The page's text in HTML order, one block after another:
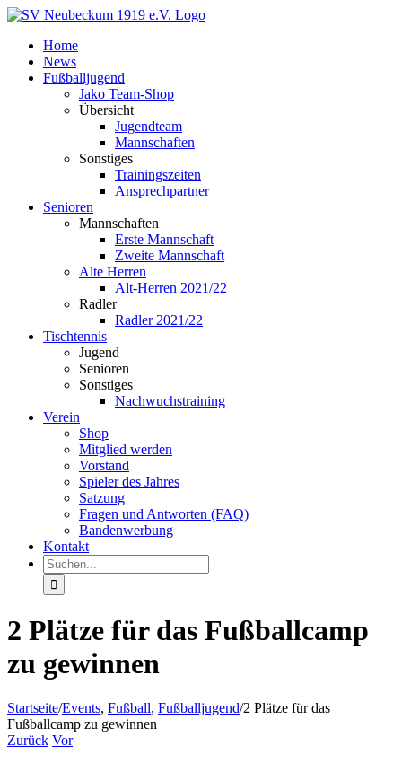
Zum
springenHome
News
Fußballjugend
Jako Team-Shop
Übersicht
Jugendteam
Mannschaften
Sonstiges
Trainingszeiten
Ansprechpartner
Senioren
Mannschaften
Erste Mannschaft
Zweite Mannschaft
Alte Herren
Alt-Herren 2021/22
Radler
Radler 2021/22
Tischtennis
Jugend
Senioren
Sonstiges
Nachwuchstraining
Verein
Shop
Mitglied werden
Vorstand
Spieler des Jahres
Satzung
Fragen und Antworten (FAQ)
Bandenwerbung
Kontakt
Suche
nach:
2 Plätze für das Fußballcamp
zu gewinnen
Startseite/Events, Fußball, Fußballjugend/2 Plätze für das
Fußballcamp zu gewinnen
Zurück Vor